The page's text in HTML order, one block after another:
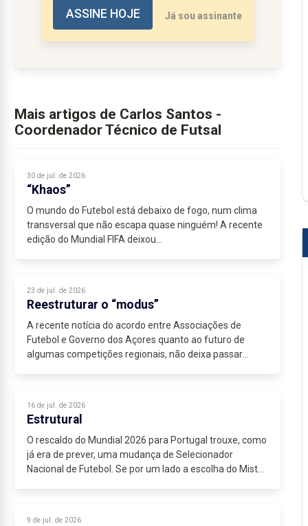
ASSINE HOJE Já sou assinante
Mais artigos de Carlos Santos -
Coordenador Técnico de Futsal
30 de jul. de 2026
“Khaos”
O mundo do Futebol está debaixo de fogo, num clima
transversal que não escapa quase ninguém! A recente
edição do Mundial FIFA deixou...
23 de jul. de 2026
Reestruturar o “modus”
A recente notícia do acordo entre Associações de
Futebol e Governo dos Açores quanto ao futuro de
algumas competições regionais, não deixa passar
16 de jul. de 2026
Estrutural
O rescaldo do Mundial 2026 para Portugal trouxe, como
já era de prever, uma mudança de Selecionador
Nacional de Futebol. Se por um lado a escolha do Mister
9 de jul. de 2026